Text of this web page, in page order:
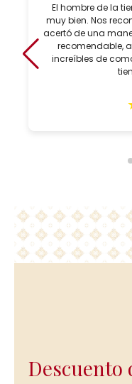
El hombre de la
muy bien. Nos
acertó de una
recomendable,
increíbles de
Descuento